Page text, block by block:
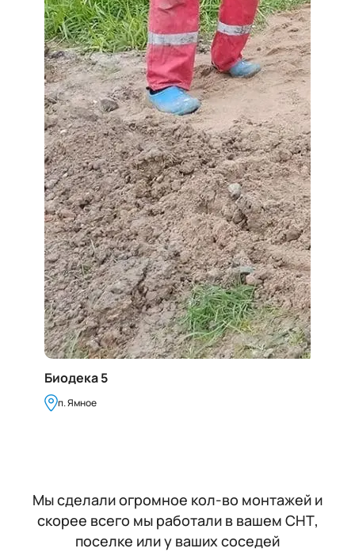
Биодека 5
п. Ямное
Мы сделали огромное кол-во монтажей и
скорее всего мы работали в вашем СНТ,
поселке или у ваших соседей